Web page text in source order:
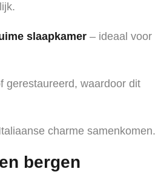
slaapkamer – ideaal voor
gerestaureerd, waardoor dit
charme samenkomen.
bergen